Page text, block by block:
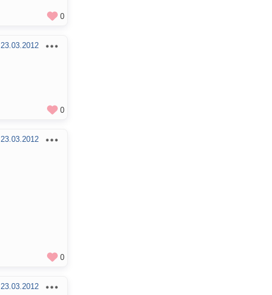
0
23.03.2012
0
23.03.2012
0
23.03.2012